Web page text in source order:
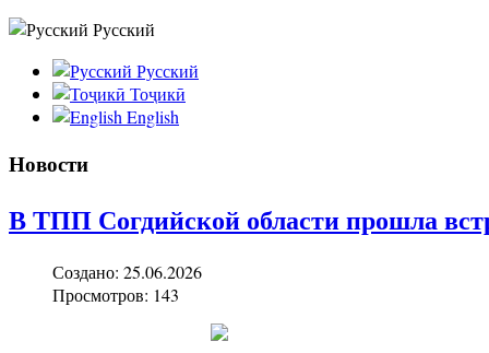
Русский
Русский
Тоҷикӣ
English
Новости
В ТПП Согдийской области прошла
Создано: 25.06.2026
Просмотров: 143